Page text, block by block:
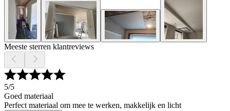
Meeste sterren klantreviews
5/5
Goed materiaal
Perfect materiaal om mee te werken, makkelijk en licht